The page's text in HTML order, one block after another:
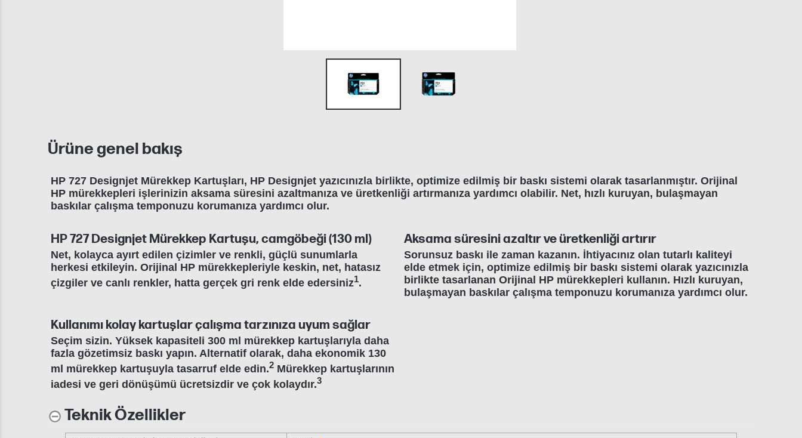
Ürüne genel bakış
HP 727 Designjet Mürekkep Kartuşları, HP Designjet yazıcınızla birlikte, optimize edilmiş bir baskı sistemi olarak tasarlanmıştır. Orijinal
HP mürekkepleri işlerinizin aksama süresini azaltmanıza ve üretkenliği artırmanıza yardımcı olabilir. Net, hızlı kuruyan, bulaşmayan
baskılar çalışma temponuzu korumanıza yardımcı olur.
HP 727 Designjet Mürekkep Kartuşu, camgöbeği (130 ml)
Net, kolayca ayırt edilen çizimler ve renkli, güçlü sunumlarla
herkesi etkileyin. Orijinal HP mürekkepleriyle keskin, net, hatasız
çizgiler ve canlı renkler, hatta gerçek gri renk elde edersiniz1.
Aksama süresini azaltır ve üretkenliği artırır
Sorunsuz baskı ile zaman kazanın. İhtiyacınız olan tutarlı kaliteyi
elde etmek için, optimize edilmiş bir baskı sistemi olarak yazıcınızla
birlikte tasarlanan Orijinal HP mürekkepleri kullanın. Hızlı kuruyan,
bulaşmayan baskılar çalışma temponuzu korumanıza yardımcı olur.
Kullanımı kolay kartuşlar çalışma tarzınıza uyum sağlar
Seçim sizin. Yüksek kapasiteli 300 ml mürekkep kartuşlarıyla daha
fazla gözetimsiz baskı yapın. Alternatif olarak, daha ekonomik 130
ml mürekkep kartuşuyla tasarruf elde edin.2 Mürekkep kartuşlarının
iadesi ve geri dönüşümü ücretsizdir ve çok kolaydır.3
Teknik Özellikler